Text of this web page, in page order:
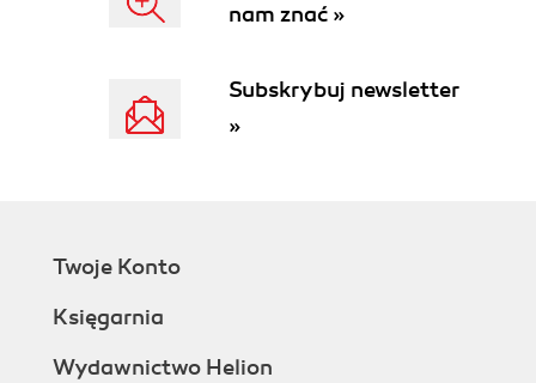
nam znać »
Subskrybuj newsletter
»
Twoje Konto
Księgarnia
Wydawnictwo Helion